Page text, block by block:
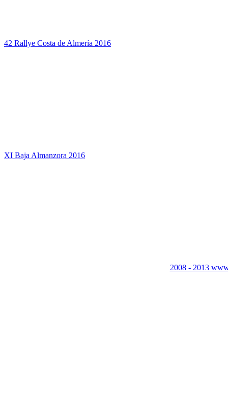
42 Rallye Costa de Almería 2016
XI Baja Almanzora 2016
2008 - 2013